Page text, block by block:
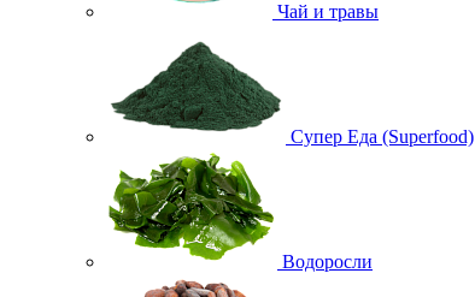
Чай и травы
Супер Еда (Superfood)
Водоросли